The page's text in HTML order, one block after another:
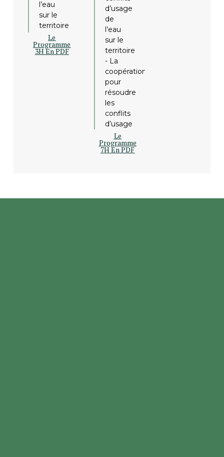
l’eau
sur le
territoire
Le
Programme
3H En PDF
d’usage
de
l’eau
sur le
territoire
- La
coopération
pour
résoudre
les
conflits
d’usage
Le
Programme
7H En PDF